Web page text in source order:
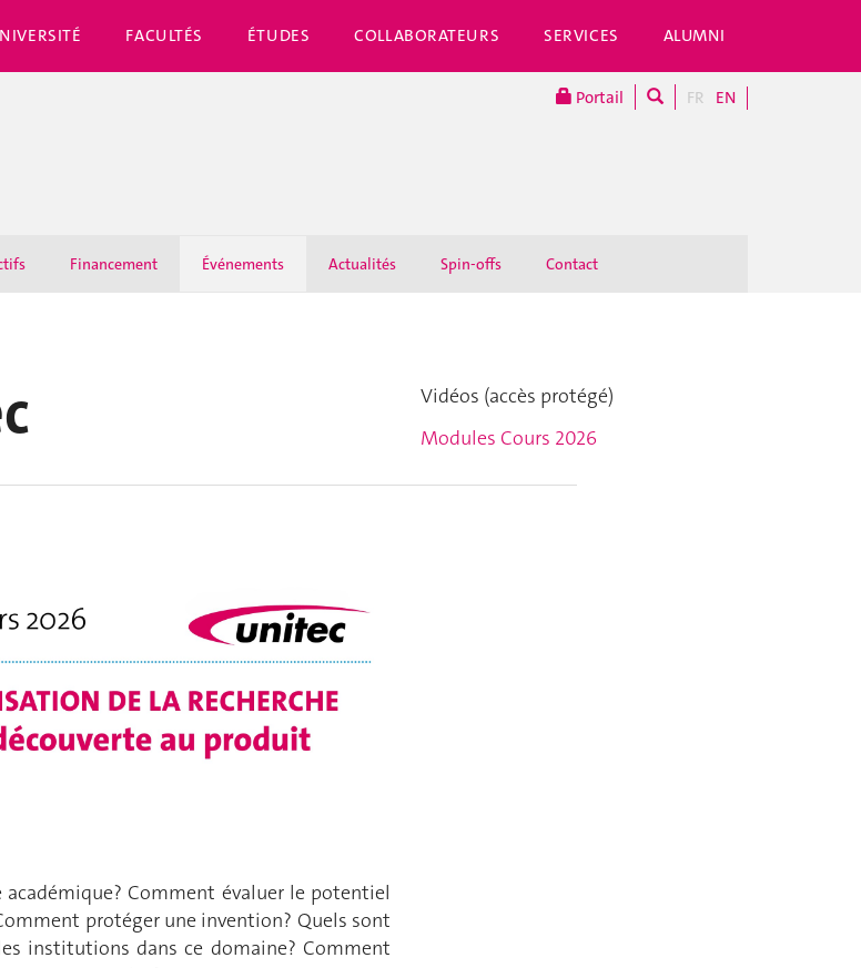
FACULTÉS ÉTUDES COLLABORATEURS SERVICES ALUMNI
Portail FR EN
Financement Événements Actualités Spin-offs Contact
Comment évaluer le potentiel
protéger une invention? Quels sont
institutions dans ce domaine? Comment
Vidéos (accès protégé)
Modules Cours 2026